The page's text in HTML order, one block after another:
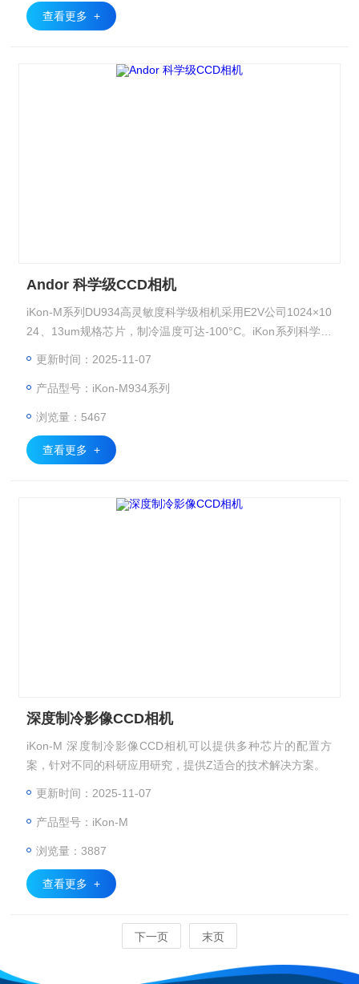
查看更多 +
Andor 科学级CCD相机
iKon-M系列DU934高灵敏度科学级相机采用E2V公司1024×10
24、13um规格芯片，制冷温度可达-100°C。iKon系列科学级
机Z大的使用可靠性和配置灵活性。
更新时间：2025-11-07
产品型号：iKon-M934系列
浏览量：5467
查看更多 +
深度制冷影像CCD相机
iKon-M 深度制冷影像CCD相机可以提供多种芯片的配置方
案，针对不同的科研应用研究，提供Z适合的技术解决方案。
更新时间：2025-11-07
产品型号：iKon-M
浏览量：3887
查看更多 +
下一页 末页